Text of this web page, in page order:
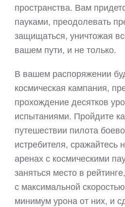
пространства. Вам
пауками, преодолевать
защищаться, уничтожая
вашем пути, и не только.
В вашем распоряжении
космическая кампания,
прохождение десятков
испытаниями. Пройдите
путешествии пилота
истребителя, сражайтесь
аренах с космическими
заняться место в
с максимальной
минимум урона от них, и